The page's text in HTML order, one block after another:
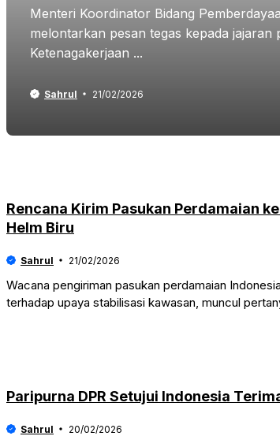
Menteri Koordinator Bidang
melontarkan pesan tegas kepada jajaran
Ketenagakerjaan ...
Sahrul 21/02/2026
Rencana Kirim Pasukan Perdamaian
Helm Biru
Sahrul 21/02/2026
Wacana pengiriman pasukan perdamaian
terhadap upaya stabilisasi kawasan, muncul
Paripurna DPR Setujui Indonesia
Sahrul 20/02/2026